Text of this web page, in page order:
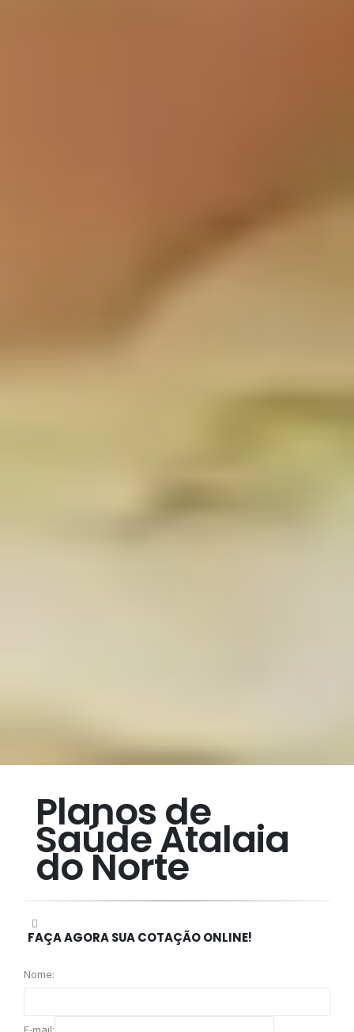
Planos de
Saúde Atalaia
do Norte
FAÇA AGORA SUA COTAÇÃO ONLINE!
Nome: